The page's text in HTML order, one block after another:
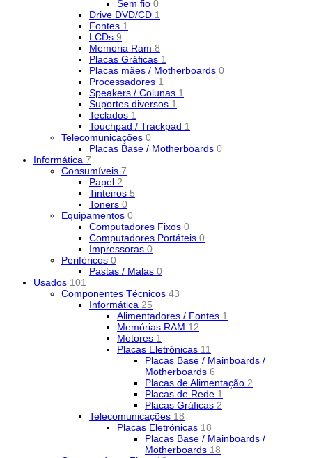
Sem fio 0
Drive DVD/CD 1
Fontes 1
LCDs 9
Memoria Ram 8
Placas Gráficas 1
Placas mães / Motherboards 0
Processadores 1
Speakers / Colunas 1
Suportes diversos 1
Teclados 1
Touchpad / Trackpad 1
Telecomunicações 0
Placas Base / Motherboards 0
Informática 7
Consumíveis 7
Papel 2
Tinteiros 5
Toners 0
Equipamentos 0
Computadores Fixos 0
Computadores Portáteis 0
Impressoras 0
Periféricos 0
Pastas / Malas 0
Usados 101
Componentes Técnicos 43
Informática 25
Alimentadores / Fontes 1
Memórias RAM 12
Motores 1
Placas Eletrónicas 11
Placas Base / Mainboards /
Motherboards 6
Placas de Alimentação 2
Placas de Rede 1
Placas Gráficas 2
Telecomunicações 18
Placas Eletrónicas 18
Placas Base / Mainboards /
Motherboards 18